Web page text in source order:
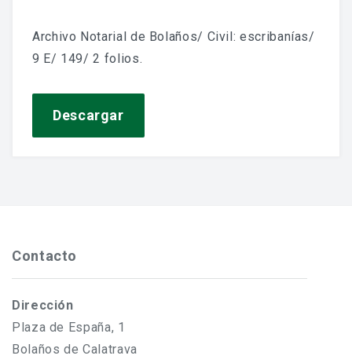
Vídeos De Jornadas De Historia Local
Memorias Vivas
Archivo Notarial de Bolaños/ Civil: escribanías/
9 E/ 149/ 2 folios.
Descargar
Contacto
Dirección
Plaza de España, 1
Bolaños de Calatrava